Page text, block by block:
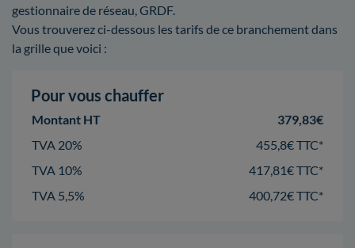
gestionnaire de réseau, GRDF.
Vous trouverez ci-dessous les tarifs de ce branchement dans
la grille que voici :
Pour vous chauffer
Montant HT
379,83€
TVA 20%
455,8€ TTC*
TVA 10%
417,81€ TTC*
TVA 5,5%
400,72€ TTC*